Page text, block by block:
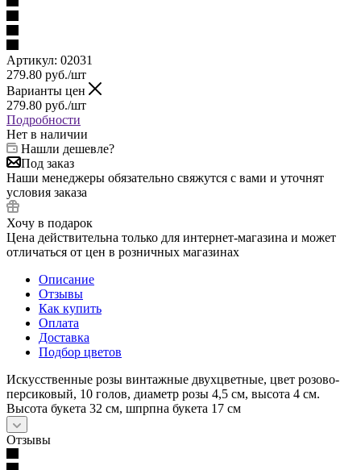
Артикул: 02031
279.80 руб./шт
Варианты цен
279.80 руб./шт
Подробности
Нет в наличии
Нашли дешевле?
Под заказ
Наши менеджеры обязательно свяжутся с вами и уточнят
условия заказа
Хочу в подарок
Цена действительна только для интернет-магазина и может
отличаться от цен в розничных магазинах
Описание
Отзывы
Как купить
Оплата
Доставка
Подбор цветов
Искусственные розы винтажные двухцветные, цвет розово-
персиковый, 10 голов, диаметр розы 4,5 см, высота 4 см.
Высота букета 32 см, шпрпна букета 17 см
Отзывы